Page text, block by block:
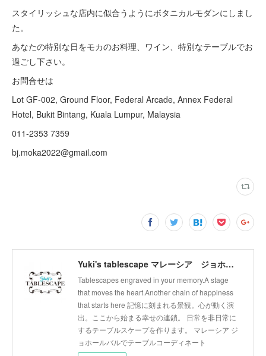
スタイリッシュな店内に似合うようにボタニカルモダンにしまし
た。
あなたの特別な日をモカのお料理、ワイン、特別なテーブルでお
過ごし下さい。
お問合せは
Lot GF-002, Ground Floor, Federal Arcade, Annex Federal
Hotel, Bukit Bintang, Kuala Lumpur, Malaysia
011-2353 7359
bj.moka2022@gmail.com
Yuki's tablescape マレーシア ジョホールバル テーブルコーディネート テーブルから幸せの連鎖広げます。
Tablescapes engraved in your memory.A stage
that moves the heart.Another chain of happiness
that starts here 記憶に刻まれる景観。心が動く演
出。ここから始まる幸せの連鎖。 日常を非日常に
するテーブルスケープを作ります。 マレーシア ジ
ョホールバルでテーブルコーディネート